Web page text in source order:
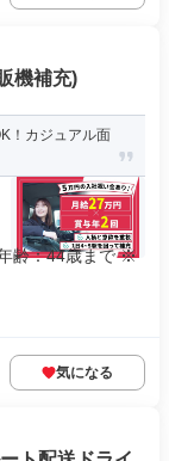
機補充)
！カジュアル面
齢：44歳まで ※
気になる